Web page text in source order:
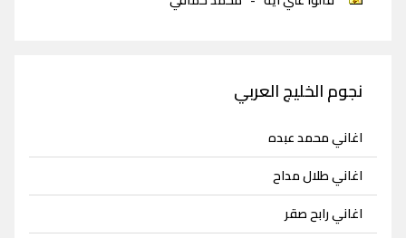
نجوم الخليج العربي
اغاني محمد عبده
اغاني طلال مداح
اغاني رابح صقر